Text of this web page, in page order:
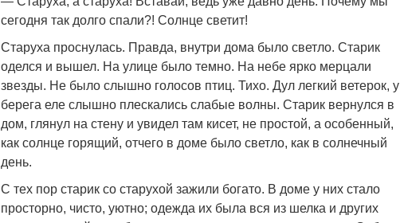
сегодня так долго спали?! Солнце светит!
Старуха проснулась. Правда, внутри дома было светло. Старик
оделся и вышел. На улице было темно. На небе ярко мерцали
звезды. Не было слышно голосов птиц. Тихо. Дул легкий ветерок, у
берега еле слышно плескались слабые волны. Старик вернулся в
дом, глянул на стену и увидел там кисет, не простой, а особенный,
как солнце горящий, отчего в доме было светло, как в солнечный
день.
С тех пор старик со старухой зажили богато. В доме у них стало
просторно, чисто, уютно; одежда их была вся из шелка и других